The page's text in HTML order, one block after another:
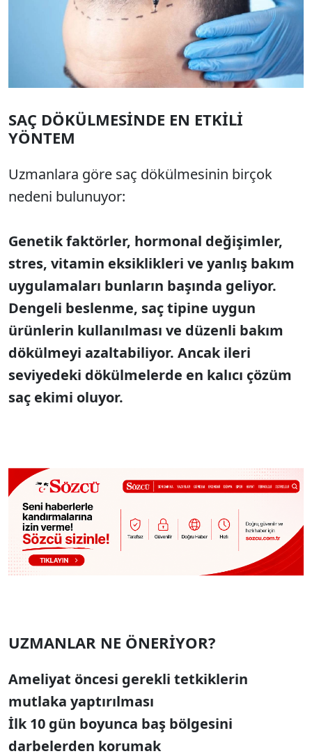
SAÇ DÖKÜLMESİNDE EN ETKİLİ
YÖNTEM
Uzmanlara göre saç dökülmesinin birçok
nedeni bulunuyor:
Genetik faktörler, hormonal değişimler,
stres, vitamin eksiklikleri ve yanlış bakım
uygulamaları bunların başında geliyor.
Dengeli beslenme, saç tipine uygun
ürünlerin kullanılması ve düzenli bakım
dökülmeyi azaltabiliyor. Ancak ileri
seviyedeki dökülmelerde en kalıcı çözüm
saç ekimi oluyor.
UZMANLAR NE ÖNERİYOR?
Ameliyat öncesi gerekli tetkiklerin
mutlaka yaptırılması
İlk 10 gün boyunca baş bölgesini
darbelerden korumak